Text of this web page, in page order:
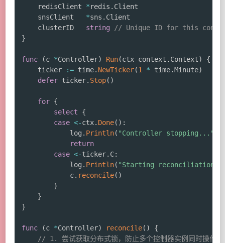
	redisClient
*redis . Client
	snsClient
*sns . Client
	clusterID
string
// Unique ID for this
}
func (c *Controller) Run(ctx context . Context)
{
	ticker
:= time. NewTicker(1 * time.Minute)
defer ticker. Stop( )
for {
select
{
case <-ctx. Done( ) :
			log
. Println( "Controller stopping..."
return
case <-ticker. C:
			log
. Println( "Starting reconciliation
			c
. reconcile( )
}
}
}
func (c *Controller) reconcile( )
{
// 1. 尝试获取分布式锁，防止多个控制器实例同时操作